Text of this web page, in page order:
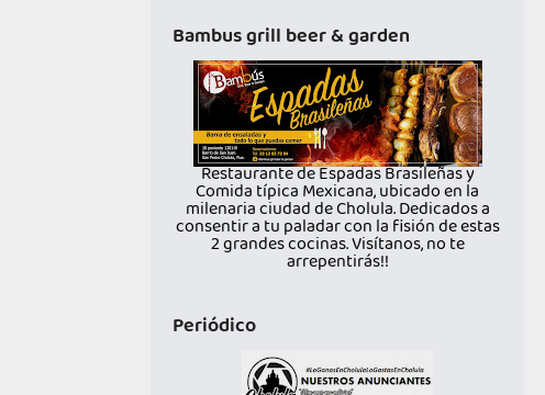
Bambus grill beer & garden
Restaurante de Espadas Brasileñas y
Comida típica Mexicana, ubicado en la
milenaria ciudad de Cholula. Dedicados a
consentir a tu paladar con la fisión de estas
2 grandes cocinas. Visítanos, no te
arrepentirás!!
Periódico